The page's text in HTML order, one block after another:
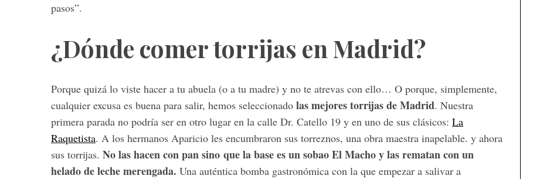
pasos”.
¿Dónde comer torrijas en Madrid?
Porque quizá lo viste hacer a tu abuela (o a tu madre) y no te atrevas con ello… O porque, simplemente,
cualquier excusa es buena para salir, hemos seleccionado las mejores torrijas de Madrid. Nuestra
primera parada no podría ser en otro lugar en la calle Dr. Catello 19 y en uno de sus clásicos: La
Raquetista. A los hermanos Aparicio les encumbraron sus torreznos, una obra maestra inapelable. y ahora
sus torrijas. No las hacen con pan sino que la base es un sobao El Macho y las rematan con un
helado de leche merengada. Una auténtica bomba gastronómica con la que empezar a salivar a
c
r
: